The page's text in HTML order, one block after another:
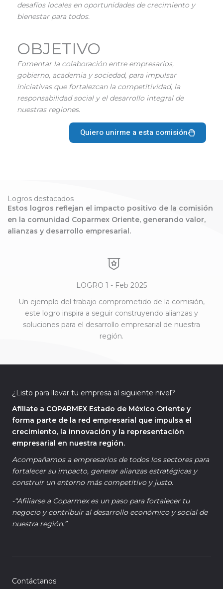
desafíos locales en oportunidades de crecimiento y
bienestar para todos.
OBJETIVO
Fomentar la colaboración entre empresarios,
gobierno, academia y sociedad, para impulsar
iniciativas que fortalezcan la competitividad, la
responsabilidad social y el desarrollo integral de
nuestras regiones.
Quiero unirme a esta comisión
Logros destacados
Estos logros reflejan el impacto positivo de la comisión
en la comunidad Coparmex Oriente, generando valor,
alianzas y desarrollo empresarial.
LOGRO 1 - Feb 2025
Un ejemplo del trabajo comprometido de la comisión,
este logro inspira a seguir construyendo alianzas y
soluciones para el desarrollo empresarial de nuestra
región.
¿Listo para llevar tu empresa al siguiente nivel?
Afíliate a COPARMEX Estado de México Oriente y
forma parte de la red empresarial que impulsa el
crecimiento, la innovación y la representación
empresarial en nuestra región.
Acompañamos a empresarios de todos los sectores para
fortalecer su impacto, generar alianzas estratégicas y
construir un entorno más competitivo y justo.
-“Afiliarse a Coparmex es un paso para fortalecer tu
negocio y contribuir al desarrollo económico y social de
nuestra región.”
Contáctanos